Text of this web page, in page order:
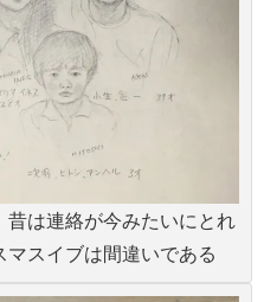
は連絡が今みたいにとれ
スイブは間違いである